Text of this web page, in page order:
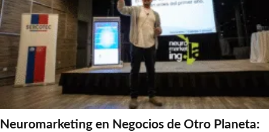
Neuromarketing en Negocios de Otro Planeta: